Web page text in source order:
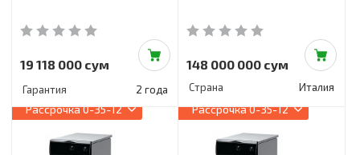
19 118 000 сум
Гарантия 2 года
148 000 000 сум
Страна Италия
Рассрочка0-35-12 Рассрочка0-35-12